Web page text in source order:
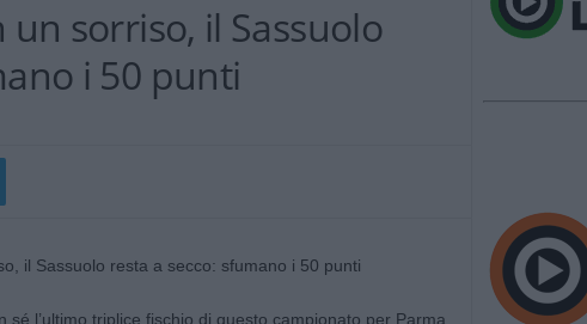
sorriso, il Sassuolo
i 50 punti
l’ultimo triplice fischio di questo campionato per Parma